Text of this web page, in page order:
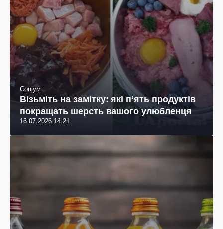
Соціум
Візьміть на замітку: які пʼять продуктів
покращать шерсть вашого улюбленця
16.07.2026 14:21